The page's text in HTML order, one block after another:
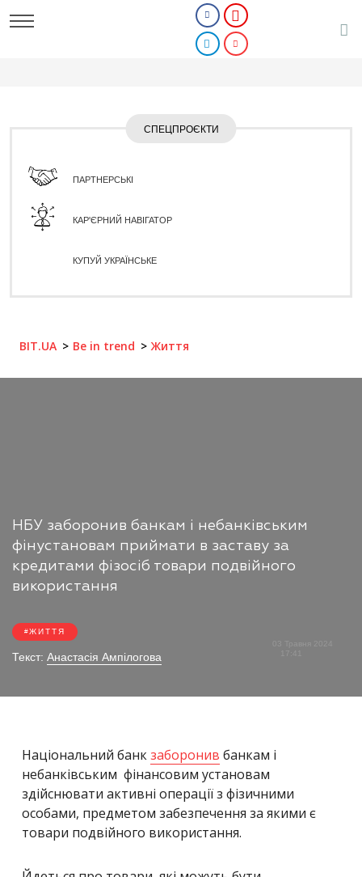
СПЕЦПРОЄКТИ
ПАРТНЕРСЬКІ
КАР'ЄРНИЙ НАВІГАТОР
КУПУЙ УКРАЇНСЬКЕ
BIT.UA Be in trend Життя
НБУ заборонив банкам і небанківським
фінустановам приймати в заставу за
кредитами фізосіб товари подвійного
використання
ЖИТТЯ
Текст: Анастасія Ампілогова
17:41
Національний банкзаборонив банкам і
небанківським фінансовим установам
здійснювати активні операції з фізичними
особами, предметом забезпечення за якими є
товари подвійного використання.